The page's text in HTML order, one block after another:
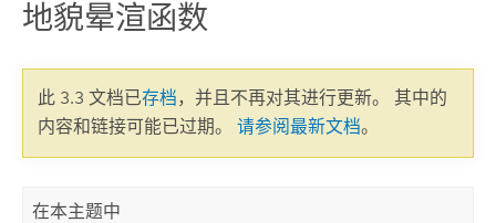
地貌晕渲函数
此 3.3 文档已存档，并且不再对其进行更新。 其中的
内容和链接可能已过期。 请参阅最新文档。
在本主题中